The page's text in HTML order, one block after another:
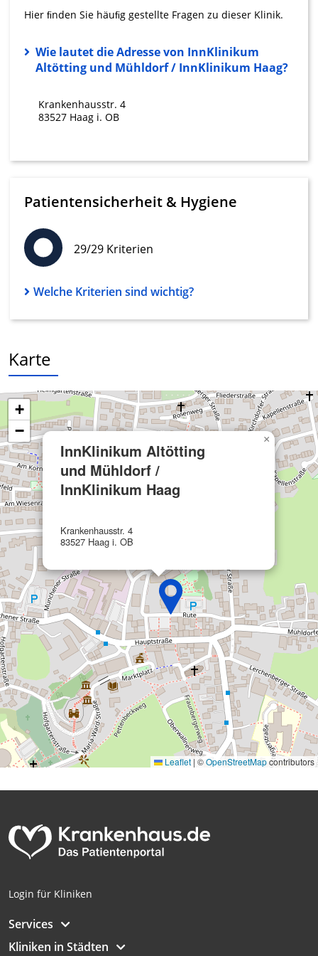
Hier ﬁnden Sie häuﬁg gestellte Fragen zu dieser Klinik.
Wie lautet die Adresse von InnKlinikum
Altötting und Mühldorf / InnKlinikum Haag?
Krankenhausstr. 4
83527 Haag i. OB
Patientensicherheit & Hygiene
29/29 Kriterien
Welche Kriterien sind wichtig?
Karte
InnKlinikum Altötting
und Mühldorf /
InnKlinikum Haag
Krankenhausstr. 4
83527 Haag i. OB
×
+
−
Leaflet | ©OpenStreetMapcontributors
Login für Kliniken
Services
Kliniken in Städten
Erstellung von Profilen für personalisierte
Verwendung von Profilen zur Auswahl
personalisierter Werbung
Erstellung von Profilen zur Personalisierung
von Inhalten
personalisierter Inhalte
Analyse von Zielgruppen durch Statistiken
oder Kombinationen von Daten aus
verschiedenen Quellen
Entwicklung und Verbesserung der
von Inhalten
IAB-Besonderheiten:
Verwendung genauer Standortdaten
Geräte anhand von aktiv angeforderten
Informationen identifizieren
Nicht-IAB-Verarbeitungszwecke:
Notwendig
Performance
Funktional
Werbung